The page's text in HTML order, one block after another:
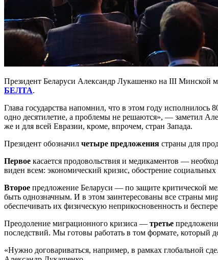
Президент Беларуси Александр Лукашенко на III Минской
БЕЛТА.
Глава государства напомнил, что в этом году
одно десятилетие, а проблемы не решаются», — заметил
же и для всей Евразии, кроме, впрочем, стран Запада.
Президент обозначил четыре предложения страны для
Первое касается продовольствия и медикаментов —
виден всем: экономический кризис, обострение
Второе предложение Беларуси — по защите критической
быть однозначным. И в этом заинтересованы все страны
обеспечивать их физическую неприкосновенность и
Преодоление миграционного кризиса — третье
последствий. Мы готовы работать в том формате, который
«Нужно договариваться, например, в рамках глобальной